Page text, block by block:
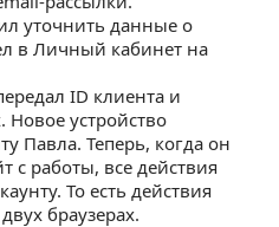
уточнить данные о
в Личный кабинет на
ID клиента и
Новое устройство
Павла. Теперь, когда он
с работы, все действия
То есть действия
браузерах.